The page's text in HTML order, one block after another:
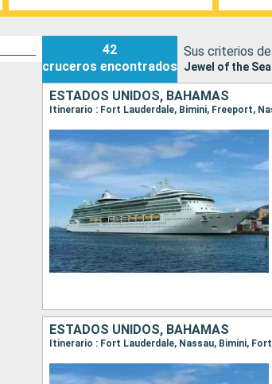
42
cruceros encontrados
Sus criterios
Jewel of the
ESTADOS UNIDOS, BAHAMAS
Itinerario : Fort Lauderdale, Bimini, Freeport,
ESTADOS UNIDOS, BAHAMAS
Itinerario : Fort Lauderdale, Nassau, Bimini,